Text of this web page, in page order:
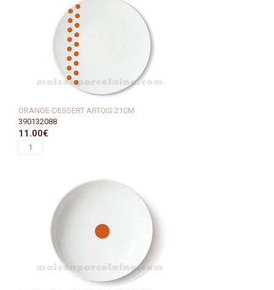
ORANGE-DESSERT ARTOIS 21CM
390132088
11.00€